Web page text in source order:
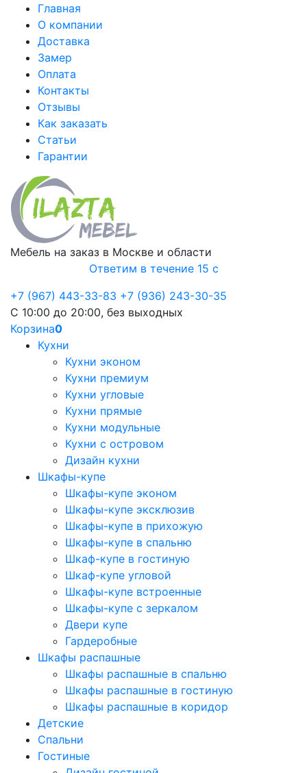
Главная
О компании
Доставка
Замер
Оплата
Контакты
Отзывы
Как заказать
Статьи
Гарантии
Мебель на заказ в Москве и области
Ответим в течение 15 с
+7 (967) 443-33-83 +7 (936) 243-30-35
С 10:00 до 20:00, без выходных
Корзина0
Кухни
Кухни эконом
Кухни премиум
Кухни угловые
Кухни прямые
Кухни модульные
Кухни с островом
Дизайн кухни
Шкафы-купе
Шкафы-купе эконом
Шкафы-купе эксклюзив
Шкафы-купе в прихожую
Шкафы-купе в спальню
Шкаф-купе в гостиную
Шкаф-купе угловой
Шкафы-купе встроенные
Шкафы-купе с зеркалом
Двери купе
Гардеробные
Шкафы распашные
Шкафы распашные в спальню
Шкафы распашные в гостиную
Шкафы распашные в коридор
Детские
Спальни
Гостиные